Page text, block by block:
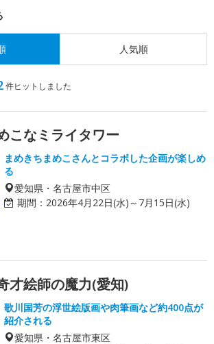
人気順
件ヒットしました
こなミライタワー
まめきちまめこさんとコラボした企画が楽しめ
る
愛知県・名古屋市中区
期間： 2026年4月22日(水)～7月15日(水)
才絵師の魔力(愛知)
歌川国芳の浮世絵版画や肉筆画など約400点が
紹介される
愛知県・名古屋市東区